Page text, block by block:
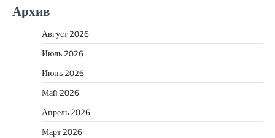
Архив
Август 2026
Июль 2026
Июнь 2026
Май 2026
Апрель 2026
Март 2026